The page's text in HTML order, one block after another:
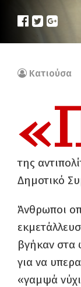
Κατιούσα
της
Δημοτικό
Άνθρωποι
βγήκαν στα
για να
«γαμψά